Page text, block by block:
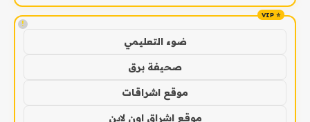
!
ضوء التعليمي
صحيفة برق
موقع اشراقات
موقع اشراق اون لاين